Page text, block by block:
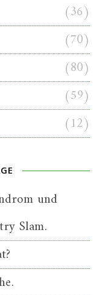
(36)
(70)
(80)
(59)
(12)
und
Slam.